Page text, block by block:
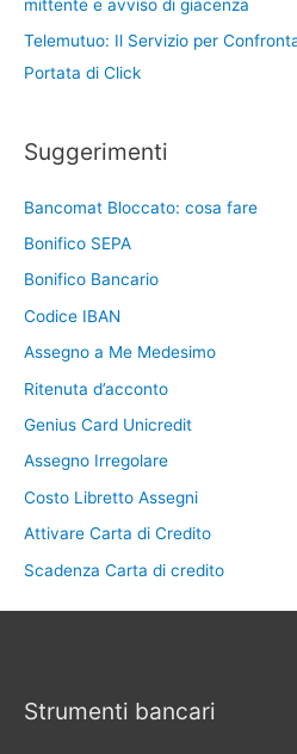
mittente e avviso di giacenza
Telemutuo: Il Servizio per
Portata di Click
Suggerimenti
Bancomat Bloccato: cosa fare
Bonifico SEPA
Bonifico Bancario
Codice IBAN
Assegno a Me Medesimo
Ritenuta d’acconto
Genius Card Unicredit
Assegno Irregolare
Costo Libretto Assegni
Attivare Carta di Credito
Scadenza Carta di credito
Strumenti bancari